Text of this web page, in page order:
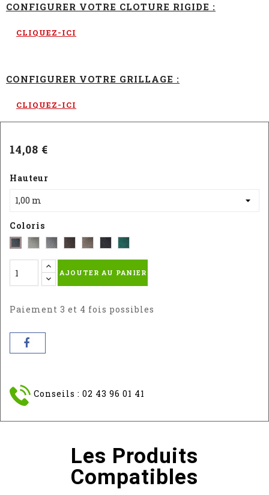
CONFIGURER VOTRE CLOTURE RIGIDE :
CLIQUEZ-ICI
CONFIGURER VOTRE GRILLAGE :
CLIQUEZ-ICI
14,08 €
Hauteur
Coloris
Gris
Anthracite
Gris
beige
Gris
perlé
Marron
châtaigne
Marron
écorce
NoirVert
AJOUTER AU PANIER
Paiement 3 et 4 fois possibles
Conseils : 02 43 96 01 41
Les Produits
Compatibles